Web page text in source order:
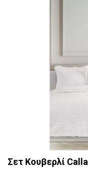
Σετ Κουβερλί